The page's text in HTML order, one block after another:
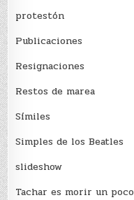
protestón
Publicaciones
Resignaciones
Restos de marea
Sí­miles
Simples de los Beatles
slideshow
Tachar es morir un poco